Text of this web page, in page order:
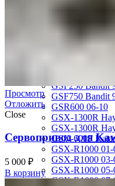
SMR950
MV Agusta
Brutale 920
GSF250 Bandit
GSF750 Bandit
GSR600 06-10
GSX-1300R
GSX-1300R
GSX-600F
GSX-R1000 01-
GSX-R1000 03-
GSX-R1000 05-
GSX-R1000 07-
Просмотр
Отложить
Close
Сервопривод для
5 000 ₽
В корзину